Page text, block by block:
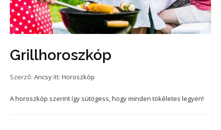
Grillhoroszkóp
Szerző: Ancsy itt: Horoszkóp
A horoszkóp szerint így sütögess, hogy minden tökéletes legyen!